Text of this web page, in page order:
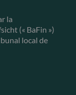
la
(« BaFin »)
local de